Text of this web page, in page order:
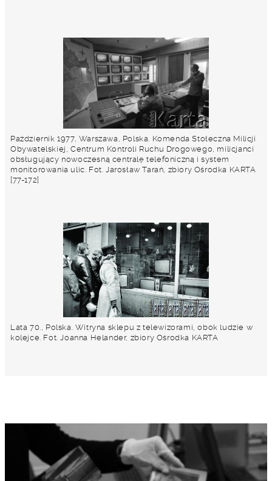
Październik 1977, Warszawa, Polska. Komenda Stołeczna Milicji
Obywatelskiej, Centrum Kontroli Ruchu Drogowego, milicjanci
obsługujący nowoczesną centralę telefoniczną i system
monitorowania ulic. Fot. Jarosław Tarań, zbiory Ośrodka KARTA
[77-172]
Lata 70., Polska. Witryna sklepu z telewizorami, obok ludzie w
kolejce. Fot. Joanna Helander, zbiory Ośrodka KARTA